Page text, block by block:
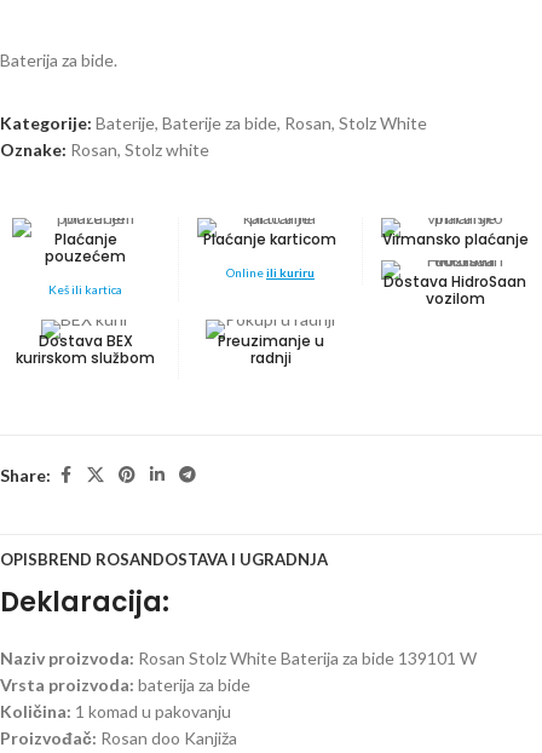
Baterija za bide.
Kategorije: Baterije, Baterije za bide, Rosan, Stolz White
Oznake: Rosan, Stolz white
Plaćanje
pouzećem
Keš ili kartica
Plaćanje karticom
Onlineili kuriru
Virmansko plaćanje
Dostava HidroSaan
vozilom
Dostava BEX
kurirskom službom
Preuzimanje u
radnji
Share:
OPISBREND ROSANDOSTAVA I UGRADNJA
Deklaracija:
Naziv proizvoda: Rosan Stolz White Baterija za bide 139101 W
Vrsta proizvoda: baterija za bide
Količina: 1 komad u pakovanju
Proizvođač: Rosan doo Kanjiža